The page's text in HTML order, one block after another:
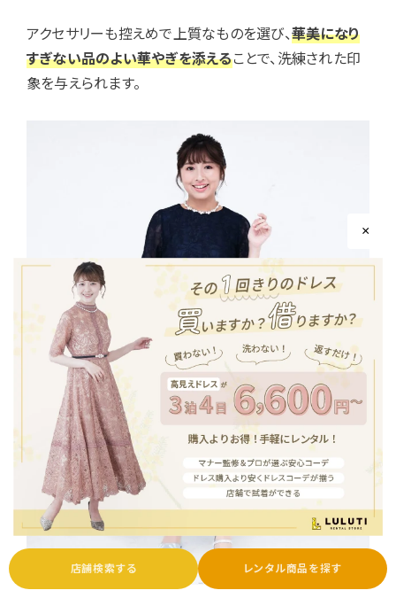
アクセサリーも控えめで上質なものを選び、華美になり
すぎない品のよい華やぎを添えることで、洗練された印
象を与えられます。
店舗検索する レンタル商品を探す
×